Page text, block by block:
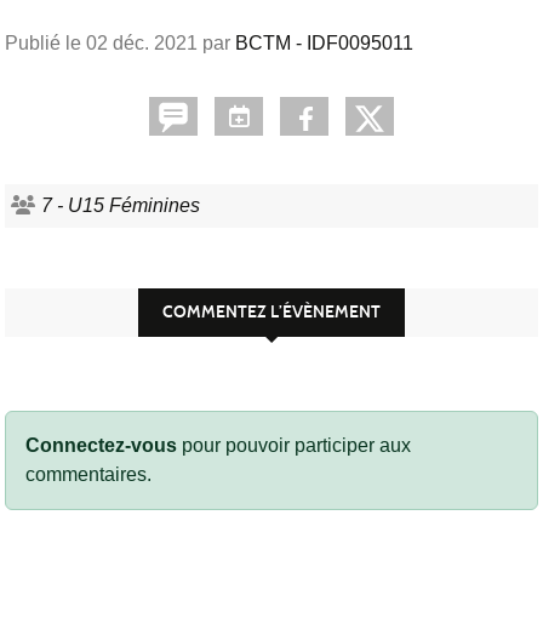
Publié le 02 déc. 2021 par BCTM - IDF0095011
7 - U15 Féminines
COMMENTEZ L’ÉVÈNEMENT
Connectez-vous pour pouvoir participer aux
commentaires.